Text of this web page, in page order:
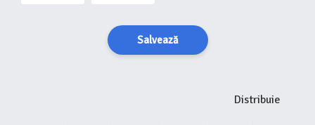
Salvează
Distribuie